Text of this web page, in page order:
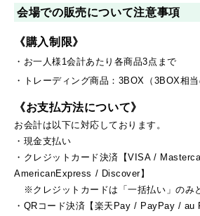
会場での販売について注意事項
《購入制限》
・お一人様1会計あたり各商品3点まで
・トレーディング商品：3BOX（3BOX相当
《お支払方法について》
お会計は以下に対応しております。
・現金支払い
・クレジットカード決済【VISA /
AmericanExpress / Discover】
※クレジットカードは「一括払い」のみ
・QRコード決済【楽天Pay / PayPay /